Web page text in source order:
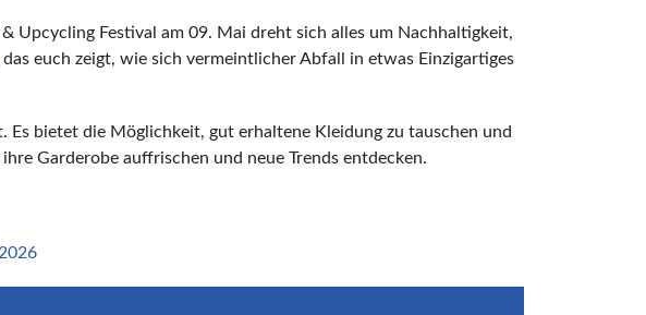
Upcycling Festival am 09. Mai dreht sich alles um Nachhaltigkeit,
das euch zeigt, wie sich vermeintlicher Abfall in etwas Einzigartiges
bietet die Möglichkeit, gut erhaltene Kleidung zu tauschen und
Garderobe auffrischen und neue Trends entdecken.